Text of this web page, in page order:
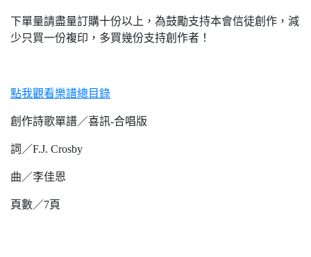
下單量請盡量訂購十份以上，為鼓勵支持本會信徒創作，減
少只買一份複印，多買幾份支持創作者！
點我觀看樂譜總目錄
創作詩歌單譜／喜訊-合唱版
詞／F.J. Crosby
曲／李佳恩
頁數／7頁